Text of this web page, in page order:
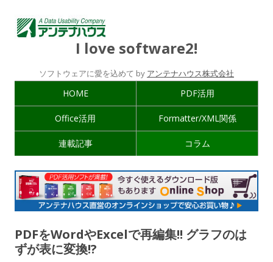
I love software2!
ソフトウェアに愛を込めて by アンテナハウス株式会社
HOME PDF活用
Office活用 Formatter/XML関係
連載記事 コラム
PDFをWordやExcelで再編集!! グラフのは
ずが表に変換!?